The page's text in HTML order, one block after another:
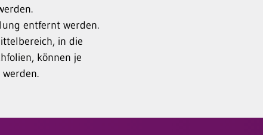
entfernt werden.
in die
können je